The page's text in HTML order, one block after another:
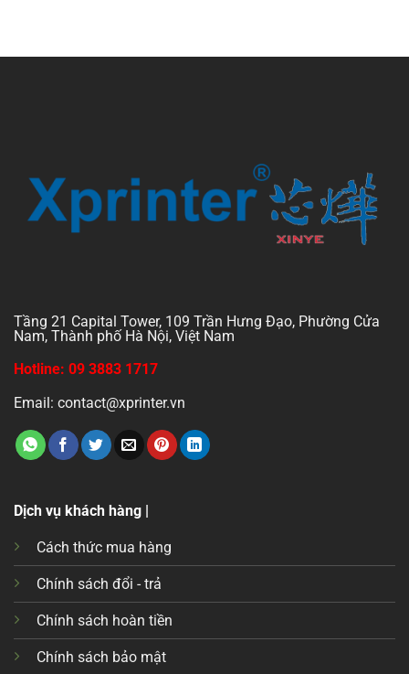
Tầng 21 Capital Tower, 109 Trần Hưng Đạo, Phường Cửa
Nam, Thành phố Hà Nội, Việt Nam
Hotline: 09 3883 1717
Email: contact@xprinter.vn
Dịch vụ khách hàng |
Cách thức mua hàng
Chính sách đổi - trả
Chính sách hoàn tiền
Chính sách bảo mật